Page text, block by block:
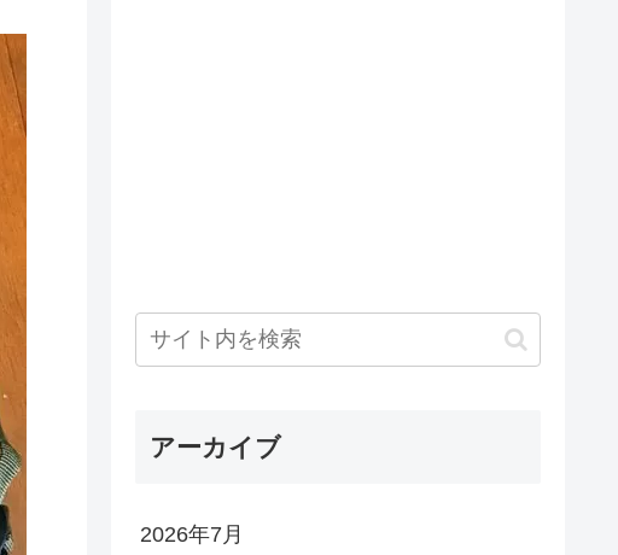
アーカイブ
2026年7月